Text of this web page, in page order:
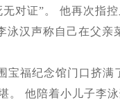
对证”。 他再次指
汉声称自己在父亲
宝福纪念馆门口挤
。 他陪着小儿子李